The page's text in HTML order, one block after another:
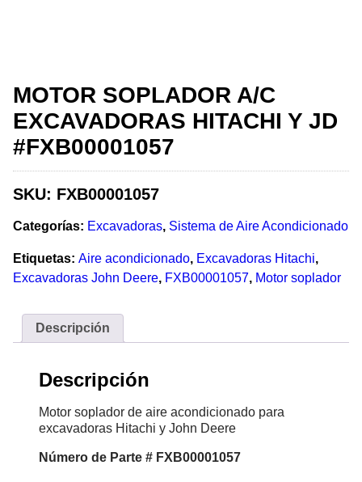
MOTOR SOPLADOR A/C
EXCAVADORAS HITACHI Y JD
#FXB00001057
SKU: FXB00001057
Categorías: Excavadoras, Sistema de Aire Acondicionado
Etiquetas: Aire acondicionado, Excavadoras Hitachi,
Excavadoras John Deere, FXB00001057, Motor soplador
Descripción
Descripción
Motor soplador de aire acondicionado para
excavadoras Hitachi y John Deere
Número de Parte # FXB00001057